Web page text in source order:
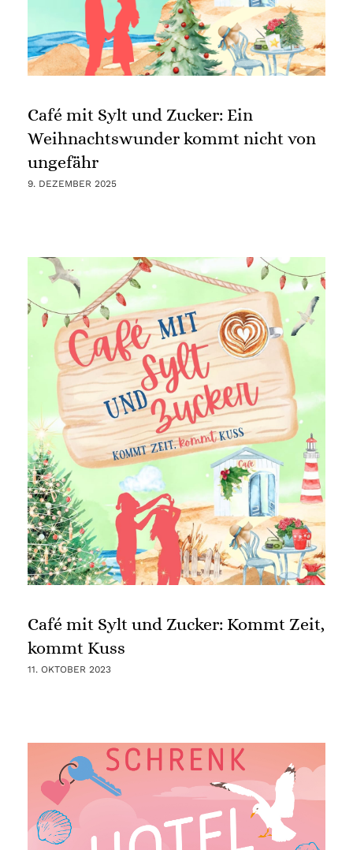
Café mit Sylt und Zucker: Ein
Weihnachtswunder kommt nicht von
ungefähr
9. DEZEMBER 2025
Café mit Sylt und Zucker: Kommt Zeit,
kommt Kuss
11. OKTOBER 2023